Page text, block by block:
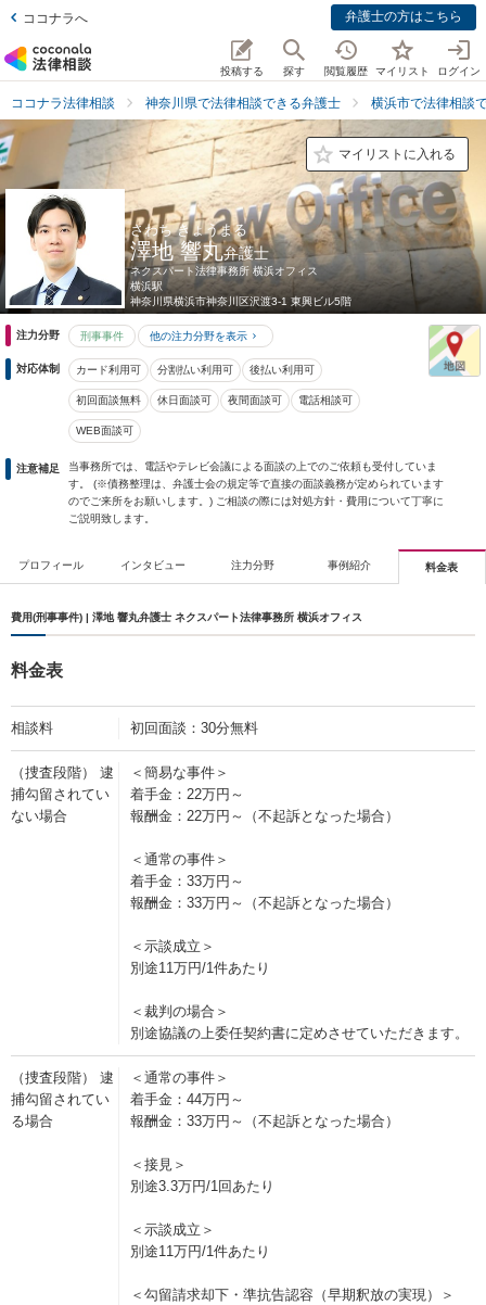
ココナラへ 弁護士の方はこちら
投稿する 探す 閲覧履歴 マイリスト ログイン
ココナラ法律相談 神奈川県で法律相談できる弁護士 横浜市で法律相談
マイリストに入れる
さわち きょうまる
澤地 響丸弁護士
ネクスパート法律事務所 横浜オフィス
横浜駅
神奈川県横浜市神奈川区沢渡3-1 東興ビル5階
注力分野 刑事事件 他の注力分野を表示
対応体制 カード利用可 分割払い利用可 後払い利用可
初回面談無料 休日面談可 夜間面談可 電話相談可
WEB面談可
注意補足
当事務所では、電話やテレビ会議による面談の上でのご依頼も受付していま
す。 (※債務整理は、弁護士会の規定等で直接の面談義務が定められています
のでご来所をお願いします。) ご相談の際には対処方針・費用について丁寧に
ご説明致します。
プロフィール インタビュー 注力分野 事例紹介 料金表
費用(刑事事件) | 澤地 響丸弁護士 ネクスパート法律事務所 横浜オフィス
料金表
相談料 初回面談：30分無料
（捜査段階） 逮
捕勾留されてい
ない場合
＜簡易な事件＞
着手金：22万円～
報酬金：22万円～（不起訴となった場合）
＜通常の事件＞
着手金：33万円～
報酬金：33万円～（不起訴となった場合）
＜示談成立＞
別途11万円/1件あたり
＜裁判の場合＞
別途協議の上委任契約書に定めさせていただきます。
（捜査段階） 逮
捕勾留されてい
る場合
＜通常の事件＞
着手金：44万円～
報酬金：33万円～（不起訴となった場合）
＜接見＞
別途3.3万円/1回あたり
＜示談成立＞
別途11万円/1件あたり
＜勾留請求却下・準抗告認容（早期釈放の実現）＞